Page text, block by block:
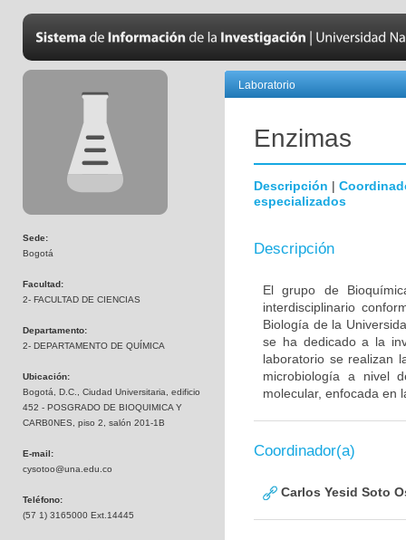
Sede:
Bogotá
Facultad:
2- FACULTAD DE CIENCIAS
Departamento:
2- DEPARTAMENTO DE QUÍMICA
Ubicación:
Bogotá, D.C., Ciudad Universitaria, edificio
452 - POSGRADO DE BIOQUIMICA Y
CARB0NES, piso 2, salón 201-1B
E-mail:
cysotoo@una.edu.co
Teléfono:
(57 1) 3165000 Ext.14445
Laboratorio
Enzimas
Descripción |
especializados
Descripción
El grupo de
interdisciplinario
Biología de la
se ha dedicado a la
laboratorio se realizan
microbiología a nivel
molecular, enfocada en
Coordinador(a)
Carlos Yesid Soto